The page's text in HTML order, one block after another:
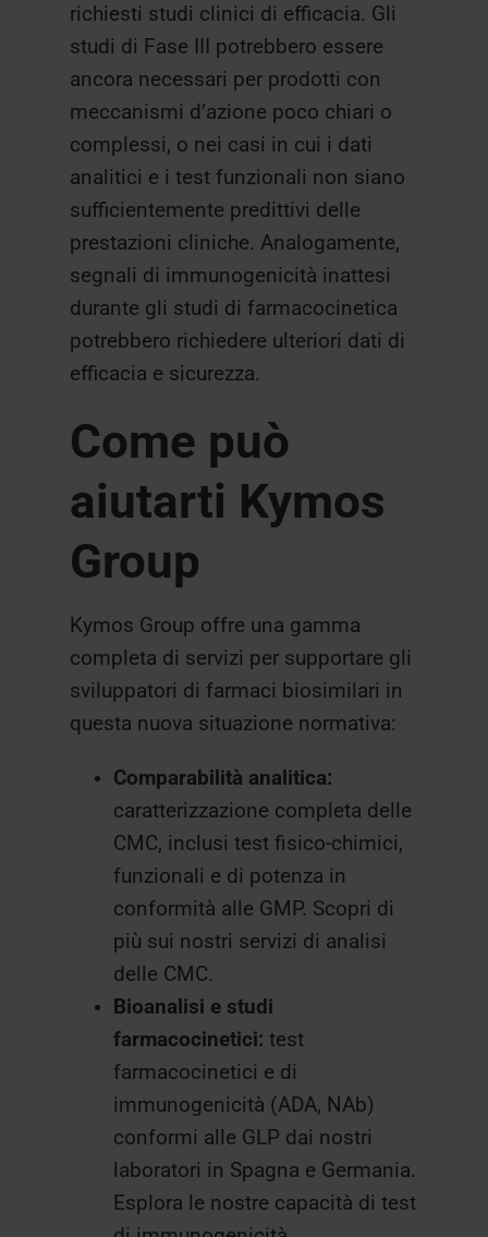
richiesti studi clinici di efficacia. Gli
studi di Fase III potrebbero essere
ancora necessari per prodotti con
meccanismi d’azione poco chiari o
complessi, o nei casi in cui i dati
analitici e i test funzionali non siano
sufficientemente predittivi delle
prestazioni cliniche. Analogamente,
segnali di immunogenicità inattesi
durante gli studi di farmacocinetica
potrebbero richiedere ulteriori dati di
efficacia e sicurezza.
Come può
aiutarti Kymos
Group
Kymos Group offre una gamma
completa di servizi per supportare gli
sviluppatori di farmaci biosimilari in
questa nuova situazione normativa:
Comparabilità analitica:
caratterizzazione completa delle
CMC, inclusi test fisico-chimici,
funzionali e di potenza in
conformità alle GMP. Scopri di
più sui nostri servizi di analisi
delle CMC.
Bioanalisi e studi
farmacocinetici: test
farmacocinetici e di
immunogenicità (ADA, NAb)
conformi alle GLP dai nostri
laboratori in Spagna e Germania.
Esplora le nostre capacità di test